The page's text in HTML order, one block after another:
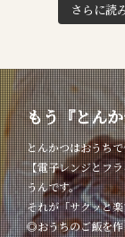
さらに読
もう『とん
とんかつはおうち
【電子レンジとフ
うんです。
それが「サクッと
◎おうちのご飯を作